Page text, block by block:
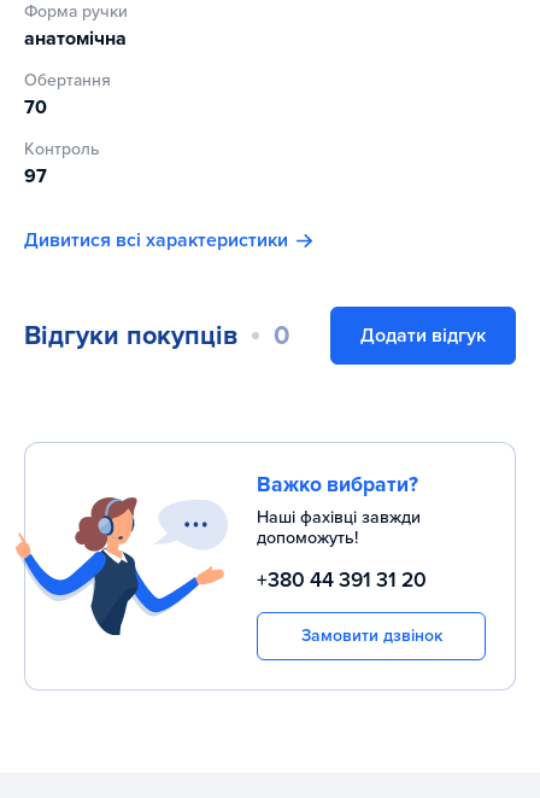
Форма ручки
анатомічна
Обертання
70
Контроль
97
Дивитися всі характеристики
Відгуки покупців 0 Додати відгук
Важко вибрати?
Наші фахівці завжди
допоможуть!
+380 44 391 31 20
Замовити дзвінок